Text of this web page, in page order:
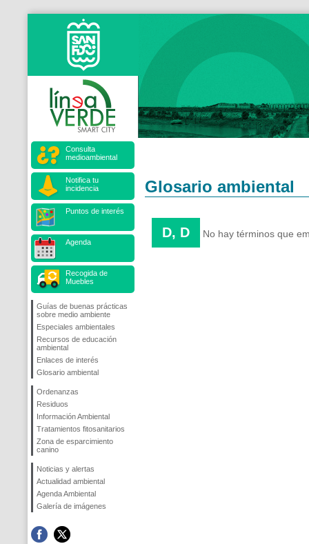
Consulta
medioambiental
Notifica tu
incidencia
Puntos de interés
Agenda
Recogida de
Muebles
Guías de buenas prácticas
sobre medio ambiente
Especiales ambientales
Recursos de educación
ambiental
Enlaces de interés
Glosario ambiental
Ordenanzas
Residuos
Información Ambiental
Tratamientos fitosanitarios
Zona de esparcimiento
canino
Noticias y alertas
Actualidad ambiental
Agenda Ambiental
Galería de imágenes
Glosario ambiental
D, D No hay términos que